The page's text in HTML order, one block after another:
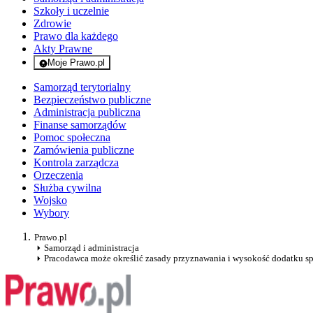
Szkoły i uczelnie
Zdrowie
Prawo dla każdego
Akty Prawne
Moje Prawo.pl
- rejestracja i logowanie do serwisu
Samorząd terytorialny
Bezpieczeństwo publiczne
Administracja publiczna
Finanse samorządów
Pomoc społeczna
Zamówienia publiczne
Kontrola zarządcza
Orzeczenia
Służba cywilna
Wojsko
Wybory
Prawo.pl
Samorząd i administracja
Pracodawca może określić zasady przyznawania i wysokość dodatku